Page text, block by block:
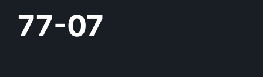
77-07